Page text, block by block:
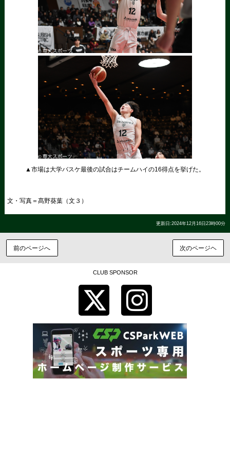
▲市場は大学バスケ最後の試合はチームハイの16得点を挙げた。
文・写真＝髙野葵葉（文３）
更新日:2024年12月16日23時00分
前のページへ 次のページヘ
CLUB SPONSOR